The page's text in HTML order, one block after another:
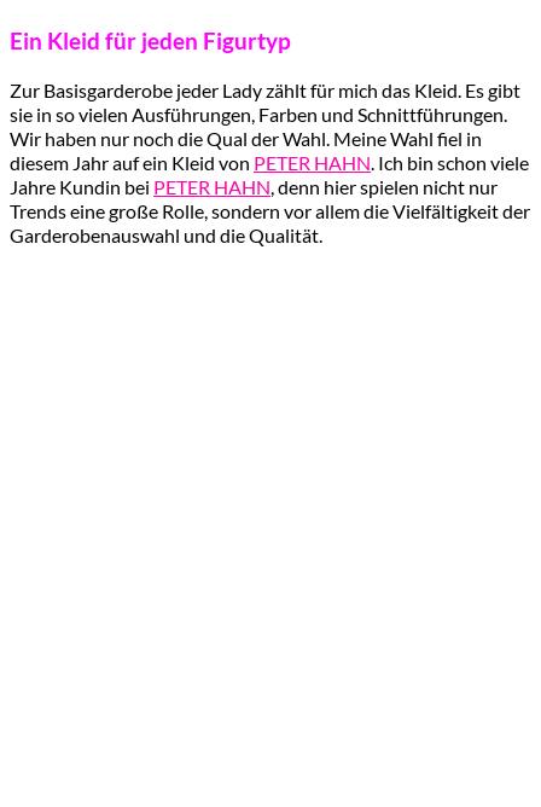
Ein Kleid für jeden Figurtyp
Zur Basisgarderobe jeder Lady zählt für mich das Kleid. Es gibt
sie in so vielen Ausführungen, Farben und Schnittführungen.
Wir haben nur noch die Qual der Wahl. Meine Wahl fiel in
diesem Jahr auf ein Kleid von PETER HAHN . Ich bin schon viele
Jahre Kundin bei PETER HAHN , denn hier spielen nicht nur
Trends eine große Rolle, sondern vor allem die Vielfältigkeit der
Garderobenauswahl und die Qualität.